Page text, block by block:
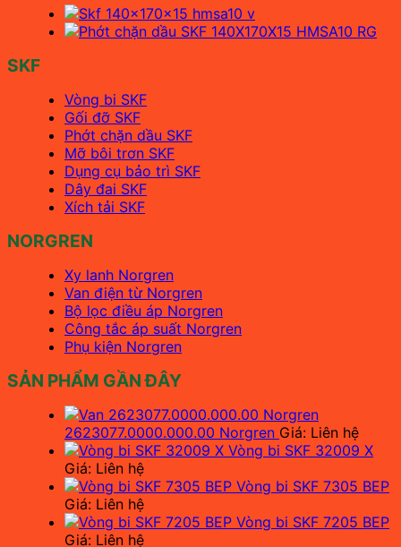
SKF
Vòng bi SKF
Gối đỡ SKF
Phớt chặn dầu SKF
Mỡ bôi trơn SKF
Dụng cụ bảo trì SKF
Dây đai SKF
Xích tải SKF
NORGREN
Xy lanh Norgren
Van điện từ Norgren
Bộ lọc điều áp Norgren
Công tắc áp suất Norgren
Phụ kiện Norgren
SẢN PHẨM GẦN ĐÂY
2623077.0000.000.00 Norgren Giá: Liên hệ
Vòng bi SKF 32009 X
Giá: Liên hệ
Vòng bi SKF 7305 BEP
Giá: Liên hệ
Vòng bi SKF 7205 BEP
Giá: Liên hệ